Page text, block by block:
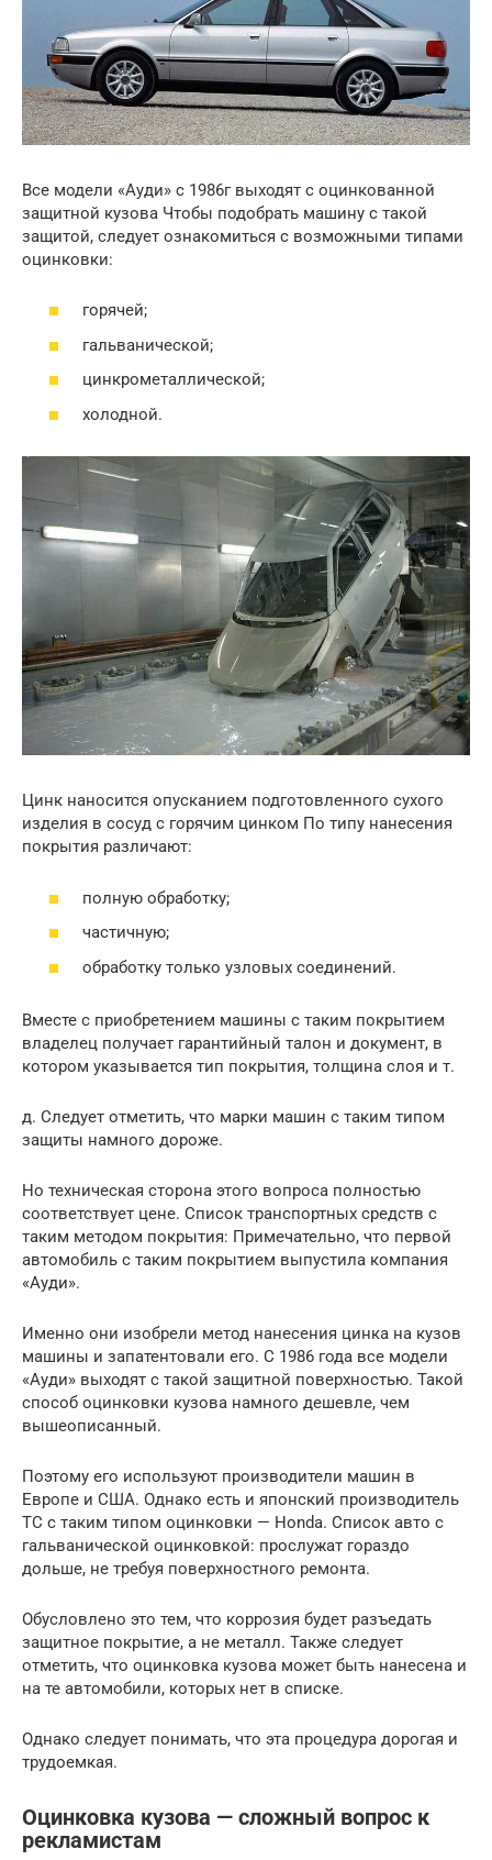
Все модели «Ауди» с 1986г выходят с оцинкованной
защитной кузова Чтобы подобрать машину с такой
защитой, следует ознакомиться с возможными типами
оцинковки:
горячей;
гальванической;
цинкрометаллической;
холодной.
Цинк наносится опусканием подготовленного сухого
изделия в сосуд с горячим цинком По типу нанесения
покрытия различают:
полную обработку;
частичную;
обработку только узловых соединений.
Вместе с приобретением машины с таким покрытием
владелец получает гарантийный талон и документ, в
котором указывается тип покрытия, толщина слоя и т.
д. Следует отметить, что марки машин с таким типом
защиты намного дороже.
Но техническая сторона этого вопроса полностью
соответствует цене. Список транспортных средств с
таким методом покрытия: Примечательно, что первой
автомобиль с таким покрытием выпустила компания
«Ауди».
Именно они изобрели метод нанесения цинка на кузов
машины и запатентовали его. С 1986 года все модели
«Ауди» выходят с такой защитной поверхностью. Такой
способ оцинковки кузова намного дешевле, чем
вышеописанный.
Поэтому его используют производители машин в
Европе и США. Однако есть и японский производитель
ТС с таким типом оцинковки — Honda. Список авто с
гальванической оцинковкой: прослужат гораздо
дольше, не требуя поверхностного ремонта.
Обусловлено это тем, что коррозия будет разъедать
защитное покрытие, а не металл. Также следует
отметить, что оцинковка кузова может быть нанесена и
на те автомобили, которых нет в списке.
Однако следует понимать, что эта процедура дорогая и
трудоемкая.
Оцинковка кузова — сложный вопрос к
рекламистам